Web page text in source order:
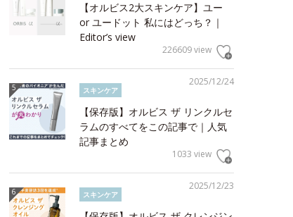
【オルビス2大スキンケア】ユー
or ユードット 私にはどっち？｜
Editor’s view
226609 view
2025/12/24
スキンケア
【保存版】オルビス ザ リンクルセ
ラムのすべてをこの記事で｜人気
記事まとめ
1033 view
2025/12/23
スキンケア